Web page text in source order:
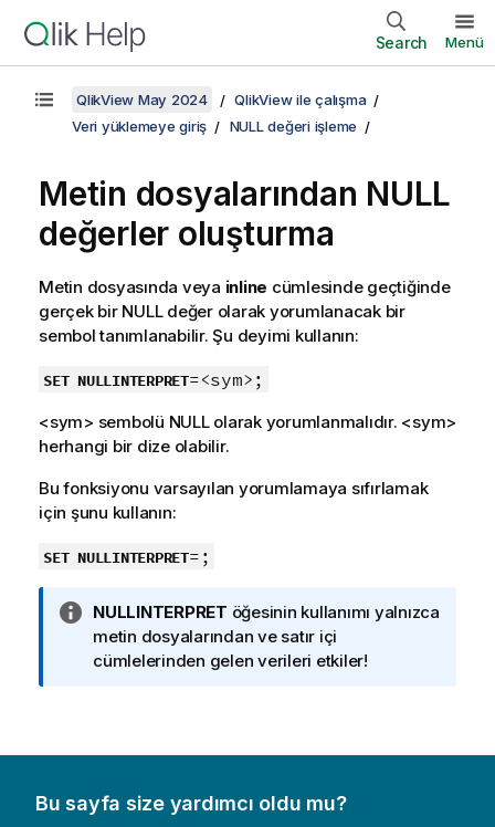
Search Menü
QlikView May 2024
QlikView ile çalışma
Veri yüklemeye giriş
NULL değeri işleme
Metin dosyalarından NULL
değerler oluşturma
Metin dosyasında veya inline cümlesinde geçtiğinde
gerçek bir NULLdeğer olarak yorumlanacak bir
sembol tanımlanabilir. Şu deyimi kullanın:
SET NULLINTERPRET=<sym>;
<sym> sembolü NULLolarak yorumlanmalıdır. <sym>
herhangi bir dize olabilir.
Bu fonksiyonu varsayılan yorumlamaya sıfırlamak
için şunu kullanın:
SET NULLINTERPRET=;
B
i
l
o
u
NULLINTERPRET öğesinin kullanımı yalnızca
metin dosyalarından ve satır içi
cümlelerinden gelen verileri etkiler!
Bu sayfa size yardımcı oldu mu?